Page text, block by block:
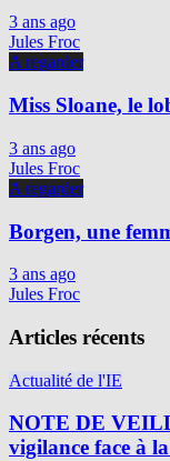
3 ans ago
Jules Froc
A regarder
Miss Sloane, le
3 ans ago
Jules Froc
A regarder
Borgen, une
3 ans ago
Jules Froc
Articles récents
Actualité de l'IE
NOTE DE
vigilance face à